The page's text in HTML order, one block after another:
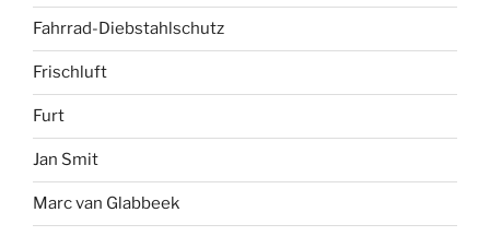
Fahrrad-Diebstahlschutz
Frischluft
Furt
Jan Smit
Marc van Glabbeek